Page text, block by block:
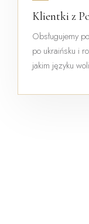
Klientki z
Obsługujemy
po ukraińsku i
jakim języku